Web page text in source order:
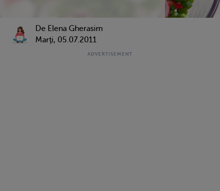
De Elena Gherasim
Marţi, 05.07.2011